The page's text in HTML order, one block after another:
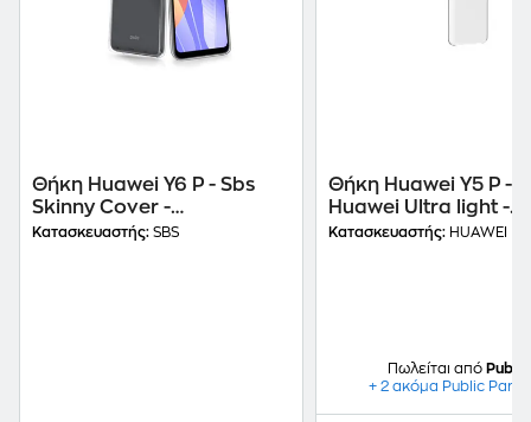
Θήκη Huawei Y6 P - Sbs
Skinny Cover -
Transparent
Κατασκευαστής: SBS
Θήκη Huawei Y5 P -
Huawei Ultra light -
Transparent
Κατασκευαστής: HUAWEI
Πωλείται από Public
+ 2 ακόμα Public